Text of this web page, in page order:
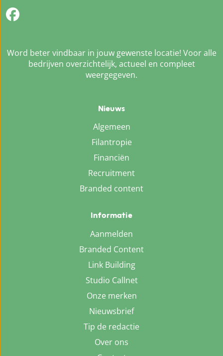
Word beter vindbaar in jouw gewenste locatie! Voor alle
bedrijven overzichtelijk, actueel en compleet
weergegeven.
Nieuws
Algemeen
Filantropie
Financiën
Recruitment
Branded content
Informatie
Aanmelden
Branded Content
Link Building
Studio Callnet
Onze merken
Nieuwsbrief
Tip de redactie
Over ons